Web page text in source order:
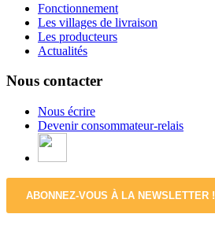
Fonctionnement
Les villages de livraison
Les producteurs
Actualités
Nous contacter
Nous écrire
Devenir consommateur-relais
ABONNEZ-VOUS À LA NEWSLETTER !